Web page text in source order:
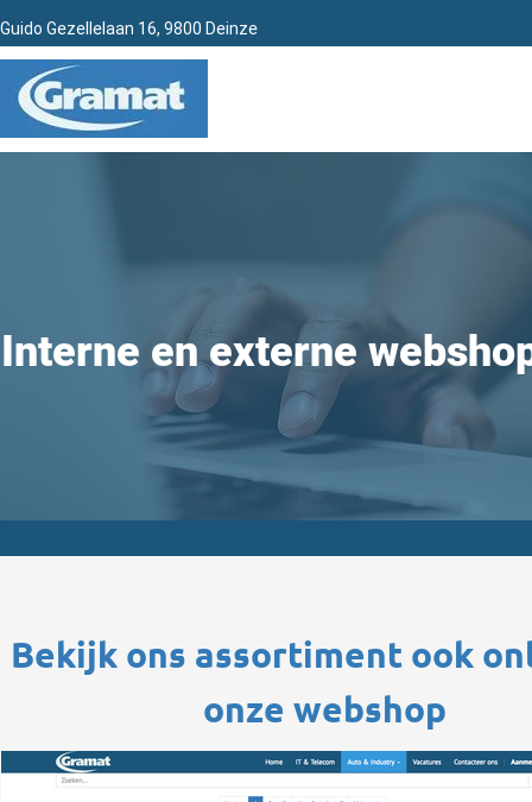
Guido Gezellelaan 16, 9800 Deinze
Interne en externe
Bekijk ons assortiment ook
onze webshop